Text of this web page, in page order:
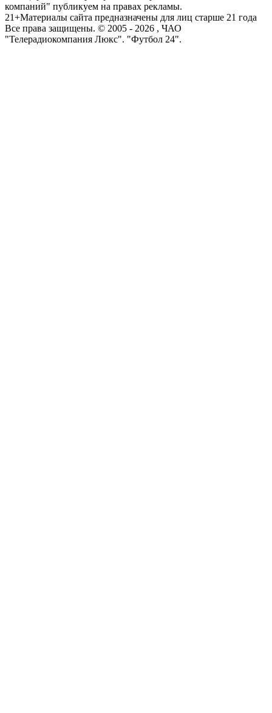
компаний" публикуем на правах рекламы.
21+Материалы сайта предназначены для лиц старше 21 года
Все права защищены. © 2005 - 2026 , ЧАО
"Телерадиокомпания Люкс". "Футбол 24".